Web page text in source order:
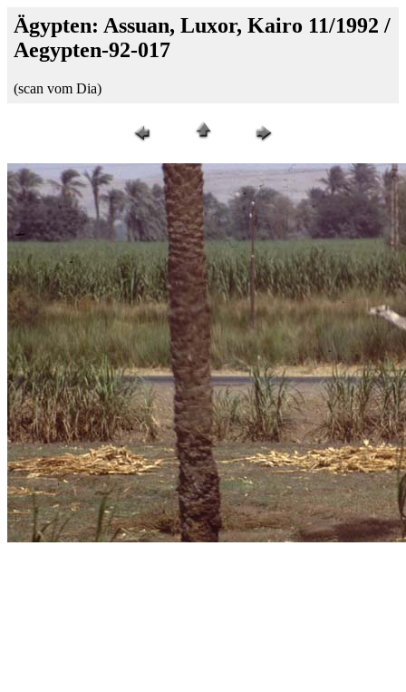
Ägypten: Assuan, Luxor, Kairo 11/1992 /
Aegypten-92-017
(scan vom Dia)